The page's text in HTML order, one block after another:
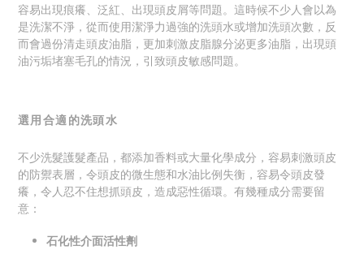
容易出現痕癢、泛紅、出現頭皮屑等問題。 這時候不少人會以為
是洗潔不淨，從而使用潔淨力過強的洗頭水或增加洗頭次數，反
而會過份清走頭皮油脂，更加刺激皮脂腺分泌更多油脂，出現頭
油污垢堵塞毛孔的情況，引致頭皮敏感問題。
選用合適的洗頭水
不少洗髮護髮產品，都添加香料或大量化學成分，容易刺激頭皮
的防禦表層，令頭皮的微生態和水油比例失衡，容易令頭皮發
癢，令人忍不住想抓頭皮，造成惡性循環。有幾種成分需要留
意：
石化性介面活性劑